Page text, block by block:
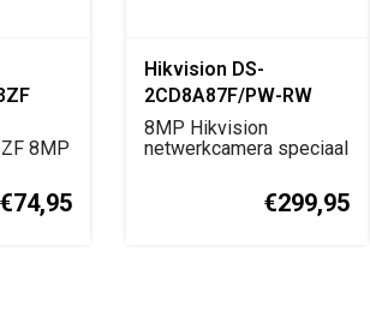
8MP
€74,95
Hikvision DS-
2CD8A87F/PW-RW
4MM B White 8MP
Smart High-Altitude
8MP Hikvision
netwerkcamera speciaal
€299,95